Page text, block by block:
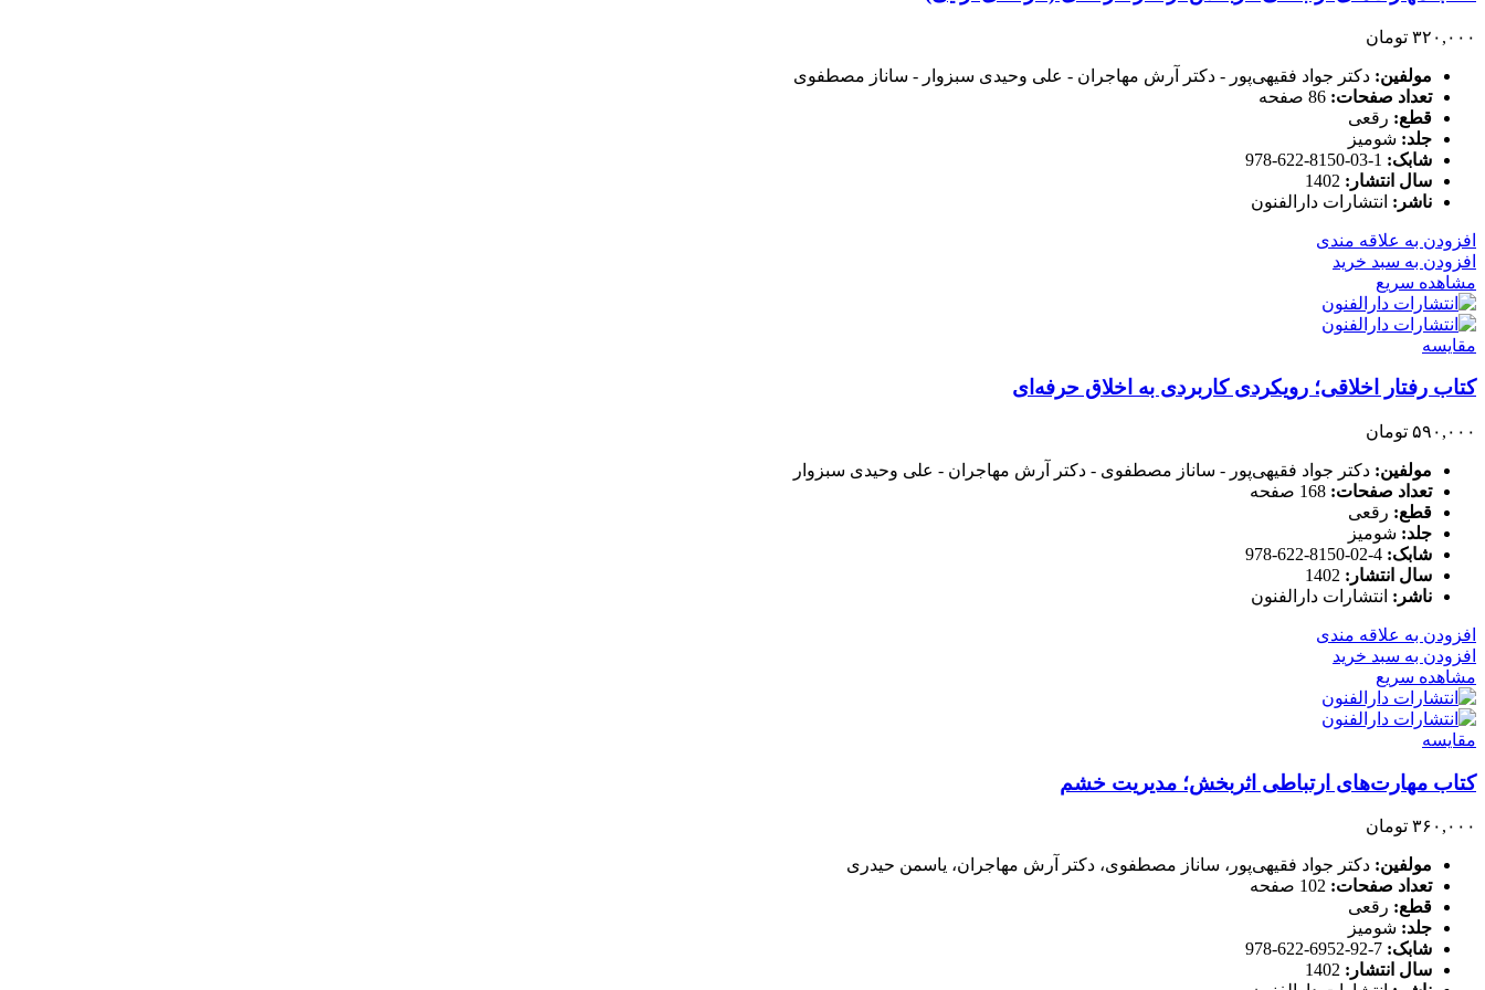
۳۲۰,۰۰۰ تومان
مولفین: دکتر جواد فقیهی‌پور - دکتر آرش مهاجران - علی وحیدی سبزوار - ساناز مصطفوی
تعداد صفحات:
قطع: رقعی
جلد: شومیز
شابک:
سال انتشار:
ناشر: انتشارات دارالفنون
افزودن به علاقه مندی
افزودن به سبد خرید
مشاهده سریع
مقایسه
کتاب رفتار اخلاقی؛ رویکردی کاربردی به اخلاق حرفه‌ای
۵۹۰,۰۰۰ تومان
مولفین: دکتر جواد فقیهی‌پور - ساناز مصطفوی - دکتر آرش مهاجران - علی وحیدی سبزوار
تعداد صفحات:
قطع: رقعی
جلد: شومیز
شابک:
سال انتشار:
ناشر: انتشارات دارالفنون
افزودن به علاقه مندی
افزودن به سبد خرید
مشاهده سریع
مقایسه
کتاب مهارت‌های ارتباطی اثربخش؛ مدیریت خشم
۳۶۰,۰۰۰ تومان
مولفین: دکتر جواد فقیهی‌پور، ساناز مصطفوی، دکتر آرش مهاجران، یاسمن حیدری
تعداد صفحات:
قطع: رقعی
جلد: شومیز
شابک:
سال انتشار: